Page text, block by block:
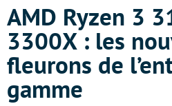
AMD Ryzen 3
3300X : les
fleurons de
gamme